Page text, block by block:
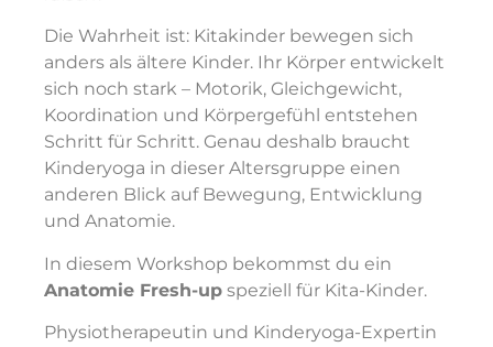
Die Wahrheit ist: Kitakinder bewegen sich
anders als ältere Kinder. Ihr Körper entwickelt
sich noch stark – Motorik, Gleichgewicht,
Koordination und Körpergefühl entstehen
Schritt für Schritt. Genau deshalb braucht
Kinderyoga in dieser Altersgruppe einen
anderen Blick auf Bewegung, Entwicklung
und Anatomie.
In diesem Workshop bekommst du ein
Anatomie Fresh-up speziell für Kita-Kinder.
Physiotherapeutin und Kinderyoga-Expertin